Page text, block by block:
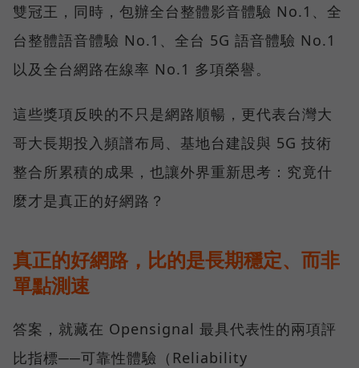
雙冠王，同時，包辦全台整體影音體驗 No.1、全
台整體語音體驗 No.1、全台 5G 語音體驗 No.1
以及全台網路在線率 No.1 多項榮譽。
這些獎項反映的不只是網路順暢，更代表台灣大
哥大長期投入頻譜布局、基地台建設與 5G 技術
整合所累積的成果，也讓外界重新思考：究竟什
麼才是真正的好網路？
真正的好網路，比的是長期穩定、而非
單點測速
答案，就藏在 Opensignal 最具代表性的兩項評
比指標──可靠性體驗（Reliability